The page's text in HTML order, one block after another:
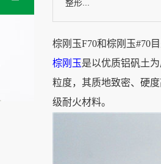
整形...
棕刚玉F70和棕刚玉#70
棕刚玉是以优质铝矾土
粒度，其质地致密、硬
级耐火材料。